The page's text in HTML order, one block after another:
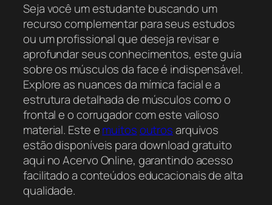
Seja você um estudante buscando um
recurso complementar para seus estudos
ou um profissional que deseja revisar e
aprofundar seus conhecimentos, este guia
sobre os músculos da face é indispensável.
Explore as nuances da mímica facial e a
estrutura detalhada de músculos como o
frontal e o corrugador com este valioso
material. Este emuitosoutrosarquivos
estão disponíveis para download gratuito
aqui no Acervo Online, garantindo acesso
facilitado a conteúdos educacionais de alta
qualidade.